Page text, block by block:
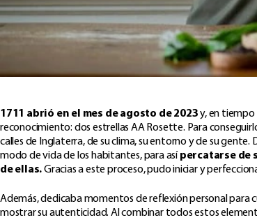
1711 abrió en el mes de agosto de 2023y, en
reconocimiento: dos estrellas AA Rosette. Para
calles de Inglaterra, de su clima, su entorno y de su
modo de vida de los habitantes, para así percatarsede
de ellas.Gracias a este proceso, pudo iniciar y
Además, dedicaba momentos de reflexión personal para
mostrar su autenticidad. Al combinar todos estos